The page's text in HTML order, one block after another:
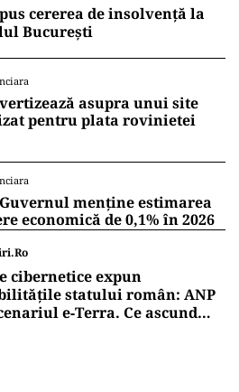
cererea de insolvență la
București
asupra unui site
pentru plata rovinietei
menține estimarea
economică de 0,1% în 2026
cibernetice expun
statului român: ANP
e‑Terra. Ce ascund